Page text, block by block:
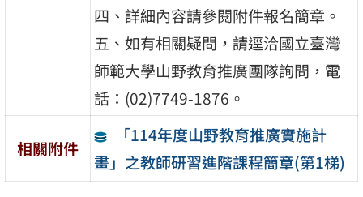
四、詳細內容請參閱附件報名簡章。
五、如有相關疑問，請逕洽國立臺灣
師範大學山野教育推廣團隊詢問，電
話：(02)7749-1876。
相關附件
「114年度山野教育推廣實施計
畫」之教師研習進階課程簡章(第1梯)